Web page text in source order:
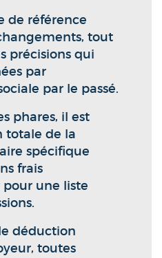
de référence
tout
précisions qui
par
par le passé.
phares, il est
totale de la
spécifique
frais
pour une liste
déduction
toutes